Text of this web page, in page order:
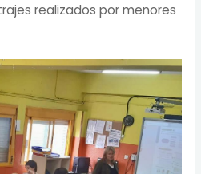
realizados por menores